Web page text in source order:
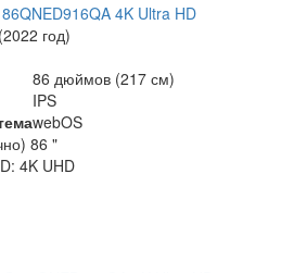
4K Ultra HD
год)
86 дюймов (217 см)
IPS
webOS
86 "
4K UHD